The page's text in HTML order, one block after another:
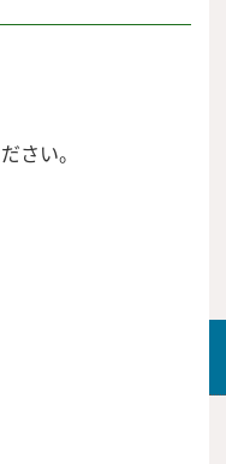
さい。